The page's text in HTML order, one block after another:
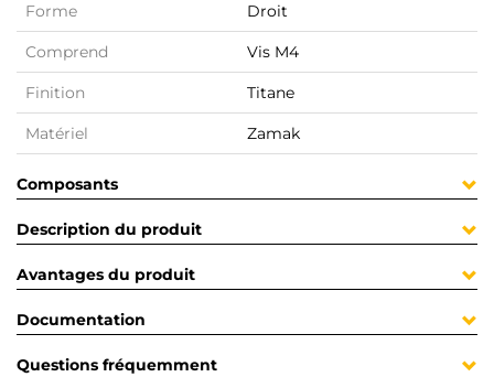
Forme Droit
Comprend Vis M4
Finition Titane
Matériel Zamak
Composants
Description du produit
Avantages du produit
Documentation
Questions fréquemment